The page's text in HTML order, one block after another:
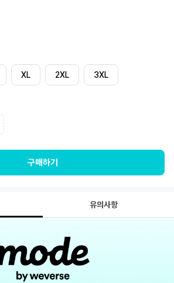
XL 2XL 3XL
구매하기
유의사항